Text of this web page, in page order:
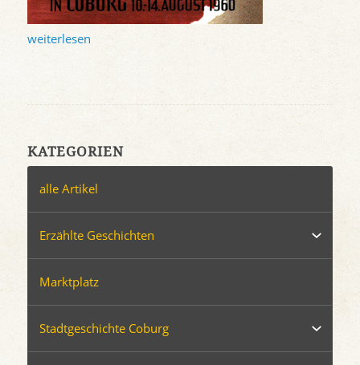
weiterlesen
KATEGORIEN
alle Artikel
Erzählte Geschichten
Marktplatz
Stadtgeschichte Coburg